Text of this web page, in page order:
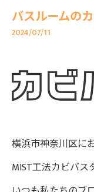
バスルームの
2024/07/11
横浜市神奈川区に
MIST工法カビバス